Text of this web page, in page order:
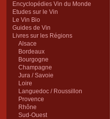
Encyclopédies Vin du Monde
Etudes sur le Vin
Le Vin Bio
Guides de Vin
Livres sur les Régions
Alsace
Bordeaux
Bourgogne
Champagne
Jura / Savoie
Loire
Languedoc / Roussillon
Provence
Rhône
Sud-Ouest